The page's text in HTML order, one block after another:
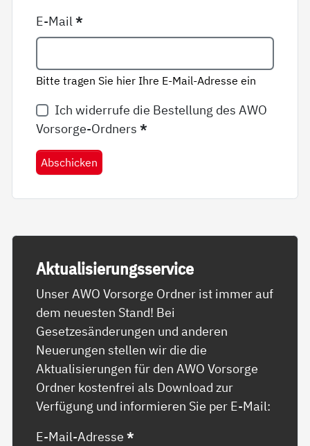
E-Mail*
Bitte tragen Sie hier Ihre E-Mail-Adresse ein
Ich widerrufe die Bestellung des AWO
Vorsorge-Ordners*
Abschicken
Ak­tua­li­sie­rungs­ser­vice
Unser AWO Vorsorge Ordner ist immer auf
dem neuesten Stand! Bei
Gesetzesänderungen und anderen
Neuerungen stellen wir die die
Aktualisierungen für den AWO Vorsorge
Ordner kostenfrei als Download zur
Verfügung und informieren Sie per E-Mail:
E-Mail-Adresse*